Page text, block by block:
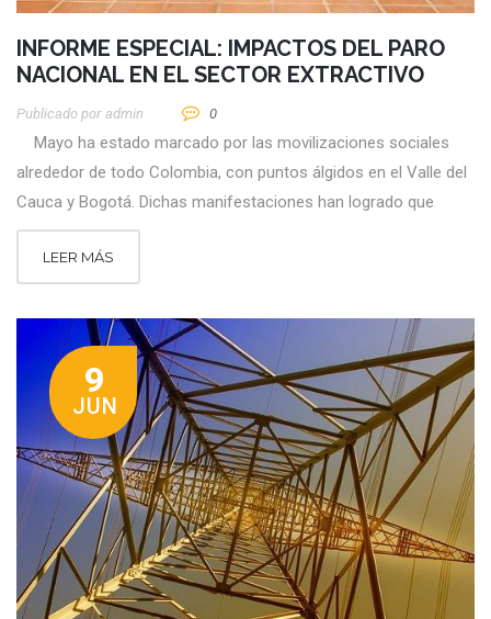
INFORME ESPECIAL: IMPACTOS DEL PARO
NACIONAL EN EL SECTOR EXTRACTIVO
Publicado por Admin 0
Mayo ha estado marcado por las movilizaciones sociales
alrededor de todo Colombia, con puntos álgidos en el Valle del
Cauca y Bogotá. Dichas manifestaciones han logrado que
LEER MÁS
9
JUN